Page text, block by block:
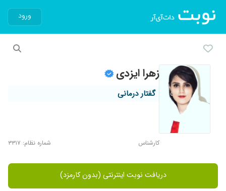
ورود
زهرا ایزدی
گفتار درمانی
کارشناس شماره نظام: ۳۳۱۷
دریافت نوبت اینترنتی (بدون کارمزد)